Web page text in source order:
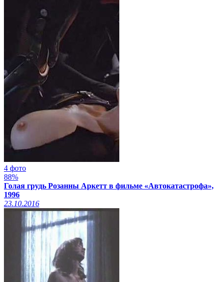
4 фото
88%
Голая грудь Розанны Аркетт в фильме «Автокатастрофа»,
1996
23.10.2016